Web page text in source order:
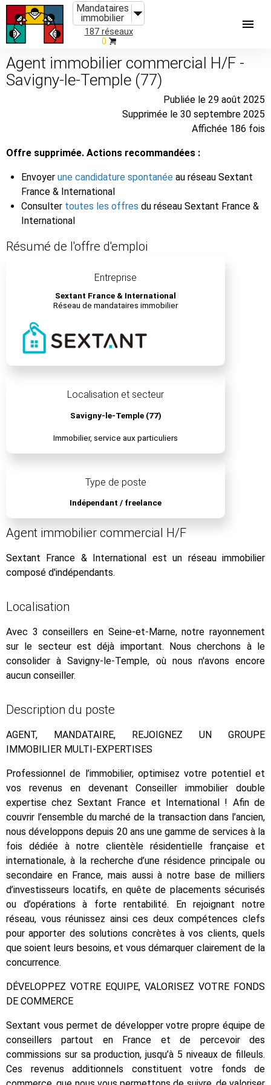
Mandataires
immobilier
187 réseaux
0
Agent immobilier commercial H/F -
Savigny-le-Temple (77)
Publiée le 29 août 2025
Supprimée le 30 septembre 2025
Affichée 186 fois
Offre supprimée. Actions recommandées :
Envoyer une candidature spontanée au réseau Sextant
France & International
Consulter toutes les offres du réseau Sextant France &
International
Résumé de l'offre d'emploi
Entreprise
Sextant France & International
Réseau de mandataires immobilier
Localisation et secteur
Savigny-le-Temple (77)
Immobilier, service aux particuliers
Type de poste
Indépendant / freelance
Agent immobilier commercial H/F
Sextant France & International est un réseau immobilier
composé d'indépendants.
Localisation
Avec 3 conseillers en Seine-et-Marne, notre rayonnement
sur le secteur est déjà important. Nous cherchons à le
consolider à Savigny-le-Temple, où nous n'avons encore
aucun conseiller.
Description du poste
AGENT, MANDATAIRE, REJOIGNEZ UN GROUPE
IMMOBILIER MULTI-EXPERTISES
Professionnel de l’immobilier, optimisez votre potentiel et
vos revenus en devenant Conseiller immobilier double
expertise chez Sextant France et International ! Afin de
couvrir l’ensemble du marché de la transaction dans l’ancien,
nous développons depuis 20 ans une gamme de services à la
fois dédiée à notre clientèle résidentielle française et
internationale, à la recherche d’une résidence principale ou
secondaire en France, mais aussi à notre base de milliers
d’investisseurs locatifs, en quête de placements sécurisés
ou d’opérations à forte rentabilité. En rejoignant notre
réseau, vous réunissez ainsi ces deux compétences clefs
pour apporter des solutions concrètes à vos clients, quels
que soient leurs besoins, et vous démarquer clairement de la
concurrence.
DÉVELOPPEZ VOTRE EQUIPE, VALORISEZ VOTRE FONDS
DE COMMERCE
Sextant vous permet de développer votre propre équipe de
conseillers partout en France et de percevoir des
commissions sur sa production, jusqu’à 5 niveaux de filleuls.
Ces revenus additionnels constituent votre fonds de